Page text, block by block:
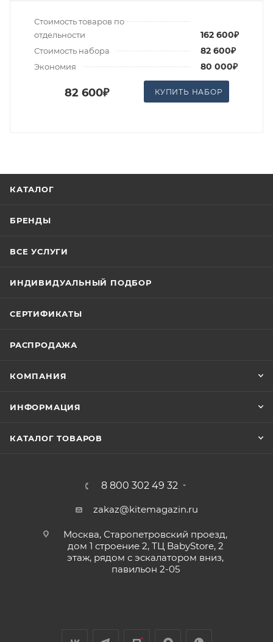
Стоимость товаров по
отдельности
162 600₽
Стоимость набора 82 600₽
Экономия 80 000₽
82 600₽ КУПИТЬ НАБОР
КАТАЛОГ
БРЕНДЫ
ВСЕ УСЛУГИ
ИНДИВИДУАЛЬНЫЙ ПОДБОР
СЕРТИФИКАТЫ
РАСПРОДАЖА
КОМПАНИЯ
ИНФОРМАЦИЯ
КАТАЛОГ ТОВАРОВ
8 800 302 49 32
zakaz@kitemagazin.ru
Москва, Старопетровский проезд,
дом 1 строение 2, ТЦ BabyStore, 2
этаж, рядом с эскалатором вниз,
павильон 2-05